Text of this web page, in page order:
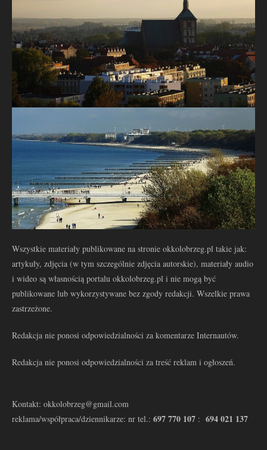
Wszystkie materiały publikowane na stronie okkolobrzeg.pl takie jak:
artykuły, zdjęcia (w tym szczególnie zdjęcia autorskie), materiały audio
i wideo są własnością portalu okkolobrzeg.pl i nie mogą być
publikowane lub wykorzystywane bez zgody redakcji. Wszelkie prawa
zastrzeżone.
Redakcja nie ponosi odpowiedzialności za komentarze Internautów.
Redakcja nie ponosi odpowiedzialności za treść reklam i ogłoszeń.
Kontakt: okkolobrzeg@gmail.com
reklama/współpraca/dziennikarze: nr tel.: 697 770 107 : 694 021 137